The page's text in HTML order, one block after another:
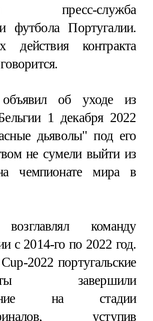
пресс-служба
футбола Португалии.
действия контракта
об уходе из
1 декабря 2022
дьяволы" под его
не сумели выйти из
чемпионате мира в
команду
с 2014-го по 2022 год.
2022 португальские
завершили
на стадии
уступив